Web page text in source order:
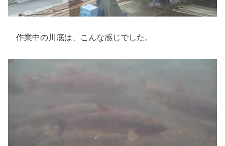
作業中の川底は、こんな感じでした。